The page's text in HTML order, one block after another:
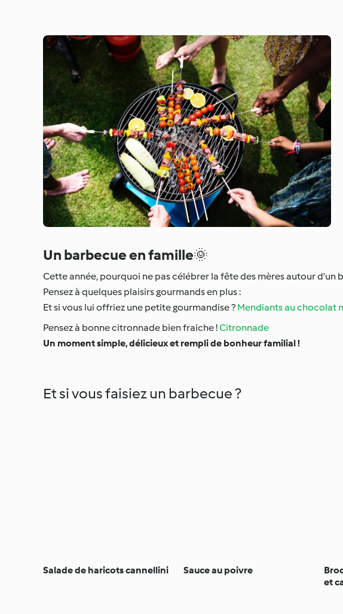
Un barbecue en famille🌞
Cette année, pourquoi ne pas célébrer la fête des mères autour d’un
Pensez à quelques plaisirs gourmands en plus :
Et si vous lui offriez une petite gourmandise ? Mendiants au chocolat
Pensez à bonne citronnade bien fraiche !Citronnade
Un moment simple, délicieux et rempli de bonheur familial !
Et si vous faisiez un barbecue ?
Salade de haricots cannellini Sauce au poivre
et